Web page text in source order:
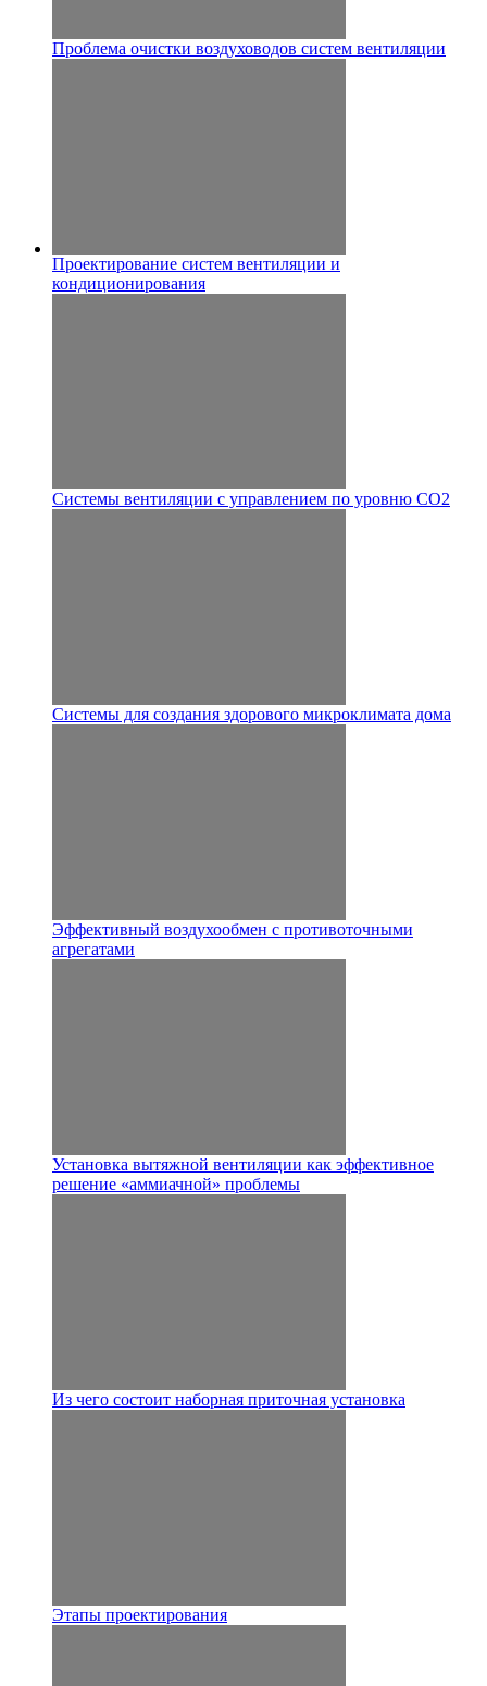
Проблема очистки воздуховодов систем вентиляции
Проектирование систем вентиляции и
кондиционирования
Системы вентиляции с управлением по уровню CO2
Системы для создания здорового микроклимата дома
Эффективный воздухообмен с противоточными
агрегатами
Установка вытяжной вентиляции как эффективное
решение «аммиачной» проблемы
Из чего состоит наборная приточная установка
Этапы проектирования